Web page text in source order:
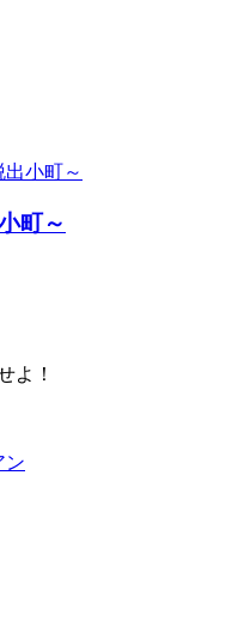
町～
よ！